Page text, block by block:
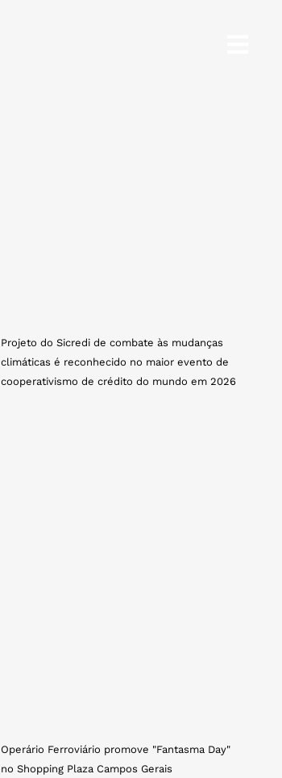
Projeto do Sicredi de combate às mudanças
climáticas é reconhecido no maior evento de
cooperativismo de crédito do mundo em 2026
Operário Ferroviário promove "Fantasma Day"
no Shopping Plaza Campos Gerais